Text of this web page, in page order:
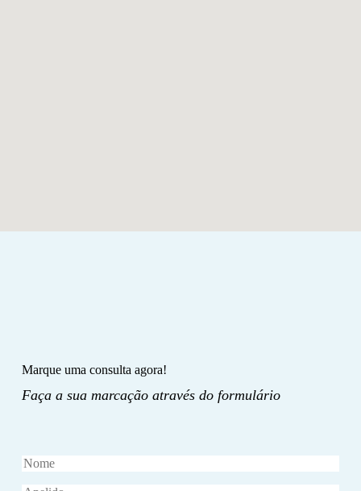
Marque uma consulta agora!
Faça a sua marcação através do formulário